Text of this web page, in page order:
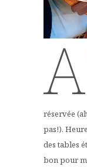
A
réservée
pas!).
des tables
bon pour